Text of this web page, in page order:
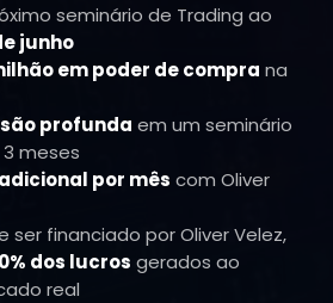
seminário de Trading ao
junho
em poder de compra na
profunda em um seminário
meses
por mês com Oliver
ser financiado por Oliver Velez,
dos lucros gerados ao
real